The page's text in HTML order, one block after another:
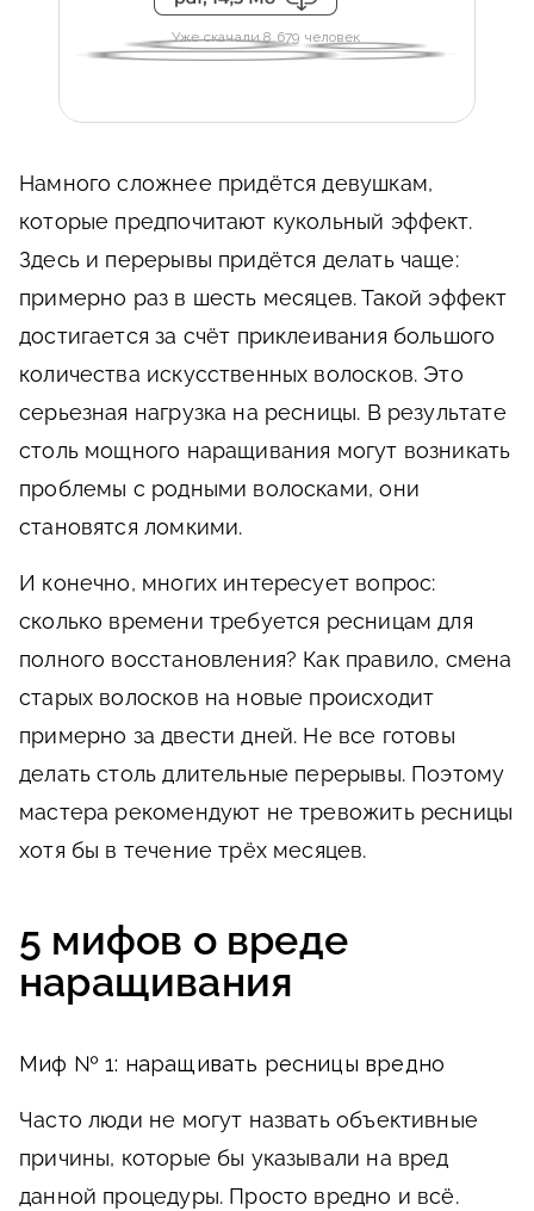
Уже скачали 8 679 человек
Намного сложнее придётся девушкам,
которые предпочитают кукольный эффект.
Здесь и перерывы придётся делать чаще:
примерно раз в шесть месяцев. Такой эффект
достигается за счёт приклеивания большого
количества искусственных волосков. Это
серьезная нагрузка на ресницы. В результате
столь мощного наращивания могут возникать
проблемы с родными волосками, они
становятся ломкими.
И конечно, многих интересует вопрос:
сколько времени требуется ресницам для
полного восстановления? Как правило, смена
старых волосков на новые происходит
примерно за двести дней. Не все готовы
делать столь длительные перерывы. Поэтому
мастера рекомендуют не тревожить ресницы
хотя бы в течение трёх месяцев.
5 мифов о вреде
наращивания
Миф № 1: наращивать ресницы вредно
Часто люди не могут назвать объективные
причины, которые бы указывали на вред
данной процедуры. Просто вредно и всё.